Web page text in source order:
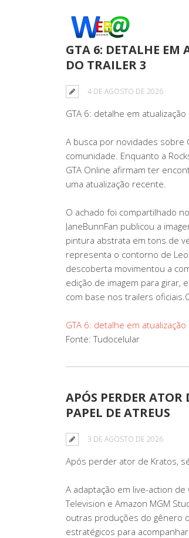
GTA 6: DETALHE EM
DO TRAILER 3
4 DE AGOSTO DE 2026
GTA 6: detalhe em
A busca por novidades sobre
comunidade. Enquanto a
GTA Online afirmam ter
uma atualização recente.
O achado foi compartilhado
JaneBunnFan publicou a
pintura abstrata em tons de
representa o contorno de
descoberta movimentou a
edição de imagem para
com base nos trailers
GTA 6: detalhe em
Fonte: Tudocelular
APÓS PERDER ATOR
PAPEL DE ATREUS
3 DE AGOSTO DE 2026
Após perder ator de Kratos,
A adaptação em live-action
Television e Amazon MGM
outras produções do gênero
estratégicos para